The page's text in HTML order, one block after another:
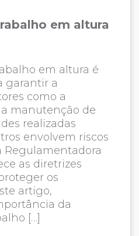
em altura
em altura é
garantir a
como a
manutenção de
realizadas
envolvem riscos
Regulamentadora
as diretrizes
os
artigo,
da
[…]